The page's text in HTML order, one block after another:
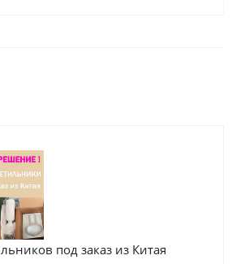
под заказ из Китая